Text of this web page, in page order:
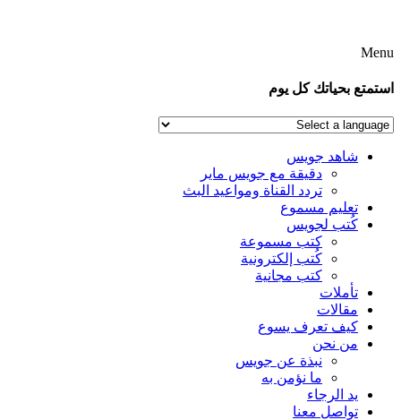
Menu
استمتع بحياتك كل يوم
شاهد جويس
دقيقة مع جويس ماير
تردد القناة ومواعيد البث
تعليم مسموع
كُتب لجويس
كتب مسموعة
كُتب إلكترونية
كتب مجانية
تأملات
مقالات
كيف تعرف يسوع
من نحن
نبذة عن جويس
ما نؤمن به
يد الرجاء
تواصل معنا